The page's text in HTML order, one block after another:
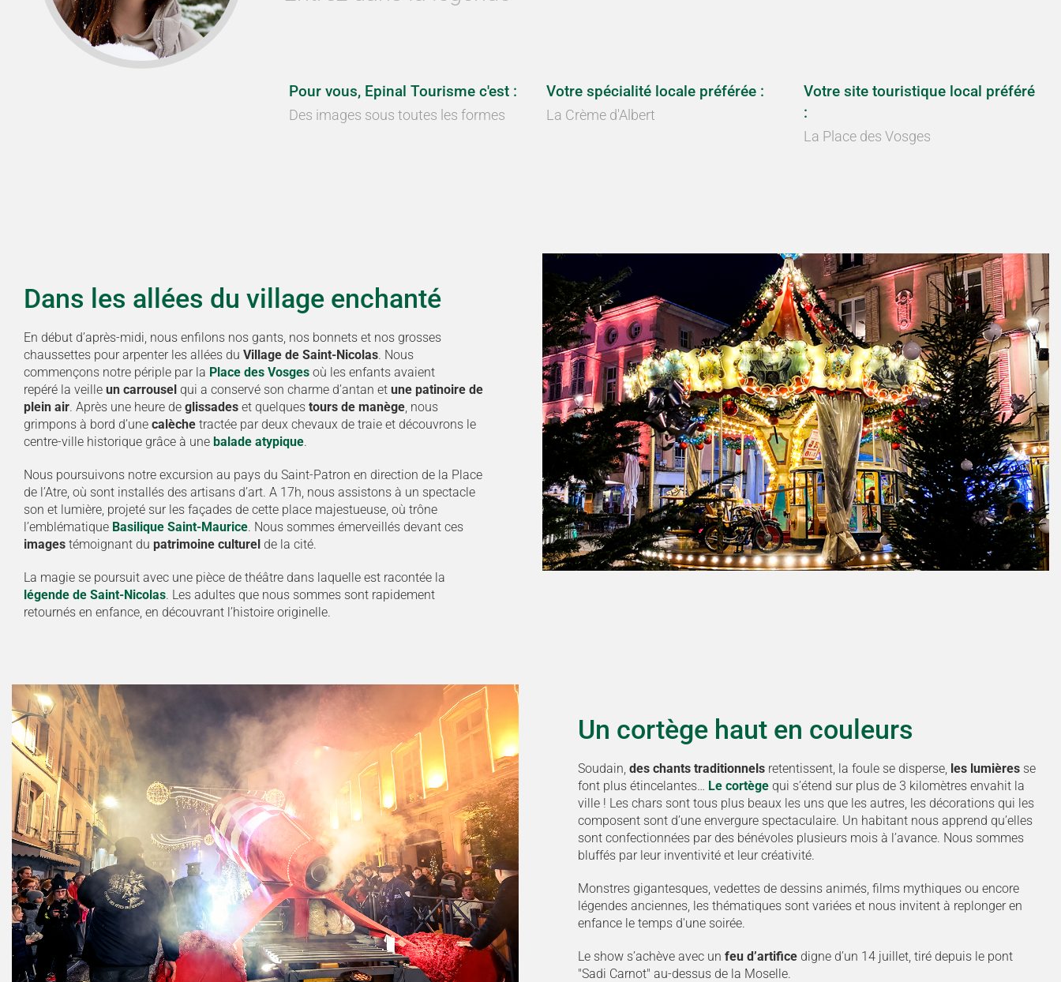
Pour vous, Epinal Tourisme c'est :
Des images sous toutes les formes
Votre spécialité locale préférée :
La Crème d'Albert
Votre site touristique local préféré
:
La Place des Vosges
Dans les allées du village enchanté
En début d’après-midi, nous enfilons nos gants, nos bonnets et nos grosses
chaussettes pour arpenter les allées du Village de Saint-Nicolas. Nous
commençons notre périple par la Place des Vosges où les enfants avaient
repéré la veille un carrousel qui a conservé son charme d’antan et une patinoire de
plein air. Après une heure de glissades et quelques tours de manège, nous
grimpons à bord d’une calèche tractée par deux chevaux de traie et découvrons le
centre-ville historique grâce à une balade atypique.
Nous poursuivons notre excursion au pays du Saint-Patron en direction de la Place
de l’Atre, où sont installés des artisans d’art. A 17h, nous assistons à un spectacle
son et lumière, projeté sur les façades de cette place majestueuse, où trône
l’emblématique Basilique Saint-Maurice. Nous sommes émerveillés devant ces
images témoignant du patrimoine culturel de la cité.
La magie se poursuit avec une pièce de théâtre dans laquelle est racontée la
légende de Saint-Nicolas. Les adultes que nous sommes sont rapidement
retournés en enfance, en découvrant l’histoire originelle.
Un cortège haut en couleurs
Soudain, des chants traditionnels retentissent, la foule se disperse, les lumières se
font plus étincelantes… Le cortège qui s’étend sur plus de 3 kilomètres envahit la
ville ! Les chars sont tous plus beaux les uns que les autres, les décorations qui les
composent sont d’une envergure spectaculaire. Un habitant nous apprend qu’elles
sont confectionnées par des bénévoles plusieurs mois à l’avance. Nous sommes
bluffés par leur inventivité et leur créativité.
Monstres gigantesques, vedettes de dessins animés, films mythiques ou encore
légendes anciennes, les thématiques sont variées et nous invitent à replonger en
enfance le temps d'une soirée.
Le show s’achève avec un feu d’artifice digne d’un 14 juillet, tiré depuis le pont
"Sadi Carnot" au-dessus de la Moselle.